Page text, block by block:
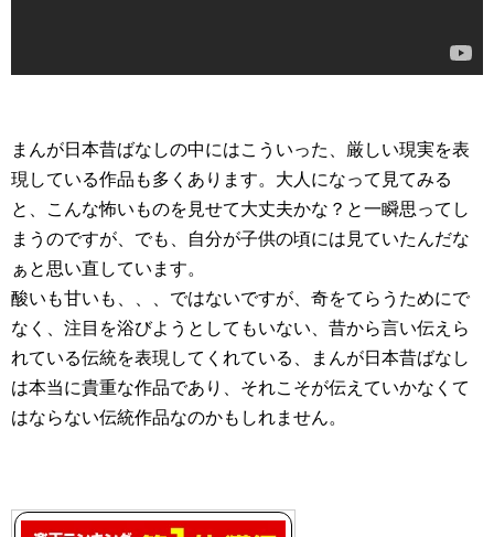
まんが日本昔ばなしの中にはこういった、厳しい現実を表
現している作品も多くあります。大人になって見てみる
と、こんな怖いものを見せて大丈夫かな？と一瞬思ってし
まうのですが、でも、自分が子供の頃には見ていたんだな
ぁと思い直しています。
酸いも甘いも、、、ではないですが、奇をてらうためにで
なく、注目を浴びようとしてもいない、昔から言い伝えら
れている伝統を表現してくれている、まんが日本昔ばなし
は本当に貴重な作品であり、それこそが伝えていかなくて
はならない伝統作品なのかもしれません。